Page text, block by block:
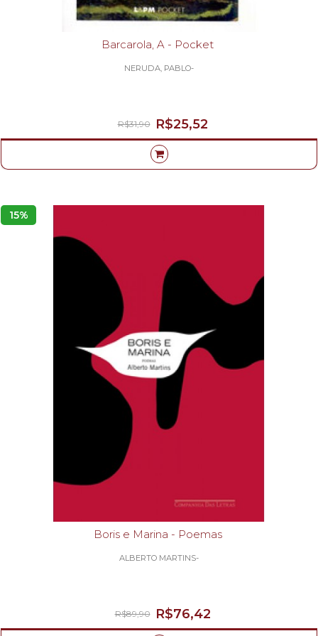
Barcarola, A - Pocket
NERUDA, PABLO-
R$25,52
R$31,90
15%
Boris e Marina - Poemas
ALBERTO MARTINS-
R$76,42
R$89,90